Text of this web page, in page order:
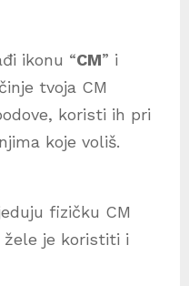
ikonu “CM” i
tvoja CM
koristi ih pri
koje voliš.
fizičku CM
žele je koristiti i